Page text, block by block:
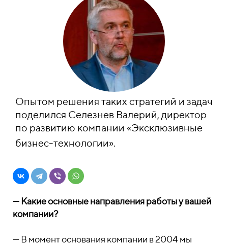
Опытом решения таких стратегий и задач
поделился Селезнев Валерий, директор
по развитию компании «Эксклюзивные
бизнес-технологии».
— Какие основные направления работы у вашей
компании?
—В момент основания компании в 2004 мы